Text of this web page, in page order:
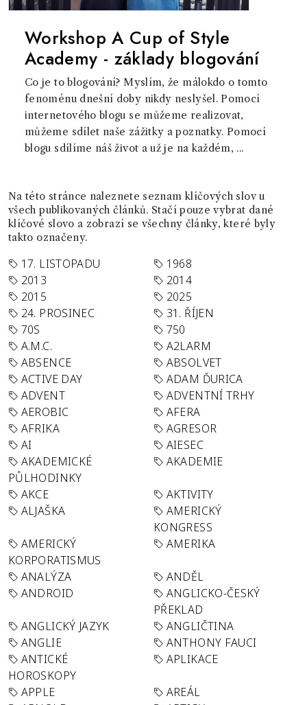
Workshop A Cup of Style
Academy - základy blogování
Co je to blogování? Myslím, že málokdo o tomto
fenoménu dnešní doby nikdy neslyšel. Pomocí
internetového blogu se můžeme realizovat,
můžeme sdílet naše zážitky a poznatky. Pomocí
blogu sdílíme náš život a už je na každém, ...
Na této stránce naleznete seznam klíčových slov u
všech publikovaných článků. Stačí pouze vybrat dané
klíčové slovo a zobrazí se všechny články, které byly
takto označeny.
17. LISTOPADU
1968
2013
2014
2015
2025
24. PROSINEC
31. ŘÍJEN
70S
750
A.M.C.
A2LARM
ABSENCE
ABSOLVET
ACTIVE DAY
ADAM ĎURICA
ADVENT
ADVENTNÍ TRHY
AEROBIC
AFERA
AFRIKA
AGRESOR
AI
AIESEC
AKADEMICKÉ
PŮLHODINKY
AKADEMIE
AKCE
AKTIVITY
ALJAŠKA
AMERICKÝ
KONGRESS
AMERICKÝ
KORPORATISMUS
AMERIKA
ANALÝZA
ANDĚL
ANDROID
ANGLICKO-ČESKÝ
PŘEKLAD
ANGLICKÝ JAZYK
ANGLIČTINA
ANGLIE
ANTHONY FAUCI
ANTICKÉ
HOROSKOPY
APLIKACE
APPLE
AREÁL